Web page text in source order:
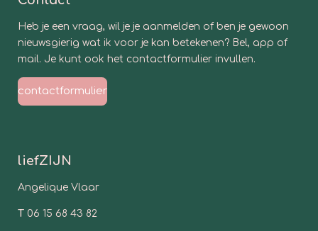
Heb je een vraag, wil je je aanmelden of ben je gewoon
nieuwsgierig wat ik voor je kan betekenen? Bel, app of
mail. Je kunt ook het contactformulier invullen.
contactformulier
liefZIJN
Angelique Vlaar
T 06 15 68 43 82